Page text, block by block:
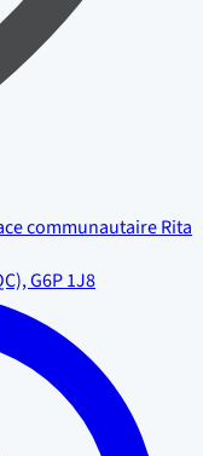
communautaire Rita
G6P 1J8